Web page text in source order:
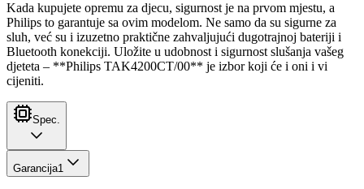
Kada kupujete opremu za djecu, sigurnost je na prvom mjestu, a
Philips to garantuje sa ovim modelom. Ne samo da su sigurne za
sluh, već su i izuzetno praktične zahvaljujući dugotrajnoj bateriji i
Bluetooth konekciji. Uložite u udobnost i sigurnost slušanja vašeg
djeteta – **Philips TAK4200CT/00** je izbor koji će i oni i vi
cijeniti.
Spec.
Garancija1